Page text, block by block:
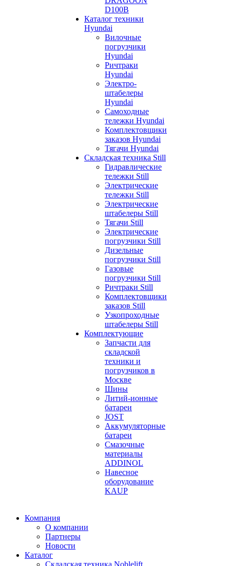
D100B
Каталог техники
Hyundai
Вилочные
погрузчики
Hyundai
Ричтраки
Hyundai
Электро-
штабелеры
Hyundai
Самоходные
тележки Hyundai
Комплектовщики
заказов Hyundai
Тягачи Hyundai
Складская техника Still
Гидравлические
тележки Still
Электрические
тележки Still
Электрические
штабелеры Still
Тягачи Still
Электрические
погрузчики Still
Дизельные
погрузчики Still
Газовые
погрузчики Still
Ричтраки Still
Комплектовщики
заказов Still
Узкопроходные
штабелеры Still
Комплектующие
Запчасти для
складской
техники и
погрузчиков в
Москве
Шины
Литий-ионные
батареи
JOST
Аккумуляторные
батареи
Смазочные
материалы
ADDINOL
Навесное
оборудование
KAUP
Компания
О компании
Партнеры
Новости
Каталог
Складская техника Noblelift